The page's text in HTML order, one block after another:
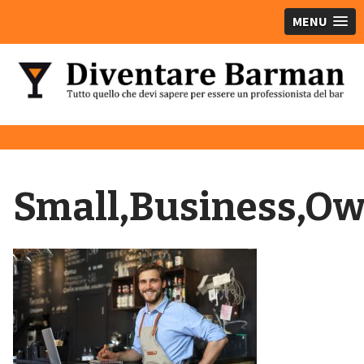
MENU